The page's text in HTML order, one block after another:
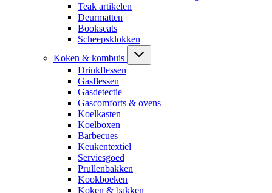
Teak artikelen
Deurmatten
Bookseats
Scheepsklokken
Koken & kombuis
Drinkflessen
Gasflessen
Gasdetectie
Gascomforts & ovens
Koelkasten
Koelboxen
Barbecues
Keukentextiel
Serviesgoed
Prullenbakken
Kookboeken
Koken & bakken